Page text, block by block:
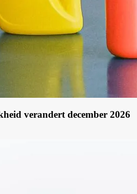
verandert december 2026